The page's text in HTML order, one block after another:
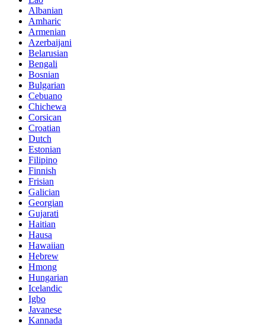
Albanian
Amharic
Armenian
Azerbaijani
Belarusian
Bengali
Bosnian
Bulgarian
Cebuano
Chichewa
Corsican
Croatian
Dutch
Estonian
Filipino
Finnish
Frisian
Galician
Georgian
Gujarati
Haitian
Hausa
Hawaiian
Hebrew
Hmong
Hungarian
Icelandic
Igbo
Javanese
Kannada